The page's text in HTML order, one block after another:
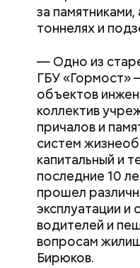
за
тоннелях и
— Одно из
ГБУ «Гормост»
объектов
коллектив
причалов и
систем
капитальный и
последние 10
прошел
эксплуатации
водителей и
вопросам
Бирюков.
— Сегодня
месте столицы
крыле арки
COVID-19.
требуется, —
До этого
олимпиады,
участие
этапе, а также
года.